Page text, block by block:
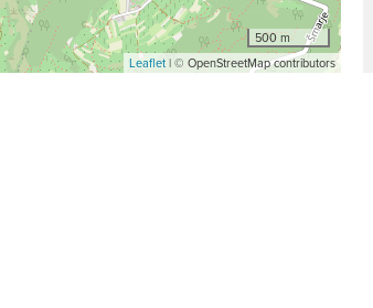
500 m
Leaflet| © OpenStreetMap contributors